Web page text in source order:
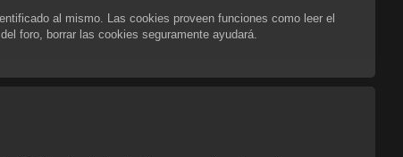
al mismo. Las cookies proveen funciones como leer el
foro, borrar las cookies seguramente ayudará.